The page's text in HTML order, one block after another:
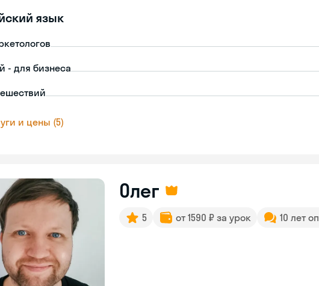
язык
- для бизнеса
и цены (5)
Олег
5 от 1590 ₽ за урок 10 лет